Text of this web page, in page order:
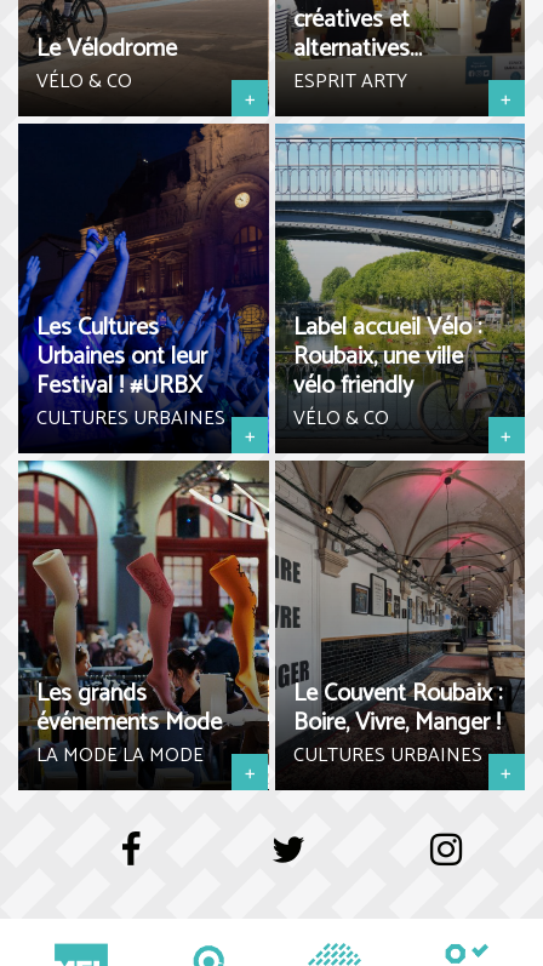
Le Vélodrome
VÉLO & CO +
Les Cultures
Urbaines ont leur
Festival ! #URBX
CULTURES URBAINES +
Les grands
événements Mode
LA MODE LA MODE +
créatives et
alternatives…
ESPRIT ARTY +
Label accueil Vélo :
Roubaix, une ville
vélo friendly
VÉLO & CO +
Le Couvent Roubaix :
Boire, Vivre, Manger !
CULTURES URBAINES +